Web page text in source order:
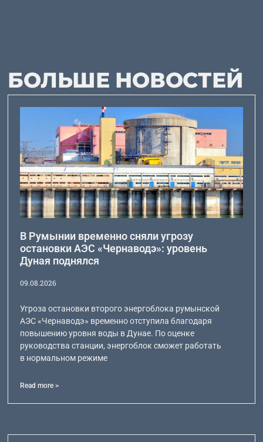
БОЛЬШЕ НОВОСТЕЙ
В Румынии временно сняли угрозу
остановки АЭС «Чернаводэ»: уровень
Дуная поднялся
09.08.2026
Угроза остановки второго энергоблока румынской
АЭС «Чернаводэ» временно отступила благодаря
повышению уровня воды в Дунае. По оценке
руководства станции, энергоблок сможет работать
в нормальном режиме
Read more >